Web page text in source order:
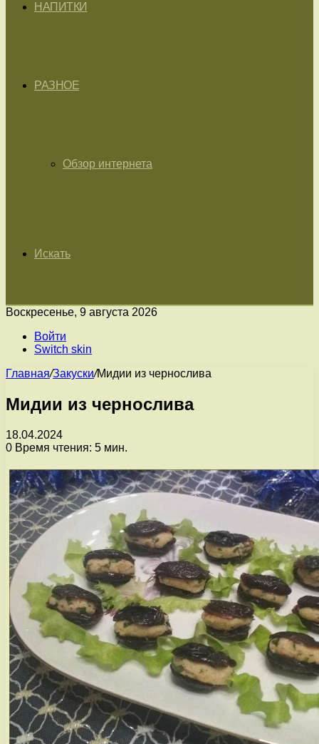
НАПИТКИ
РАЗНОЕ
Обзор интернета
Искать
Воскресенье, 9 августа 2026
Войти
Switch skin
Главная/Закуски/Мидии из чернослива
Мидии из чернослива
18.04.2024
0 Время чтения: 5 мин.